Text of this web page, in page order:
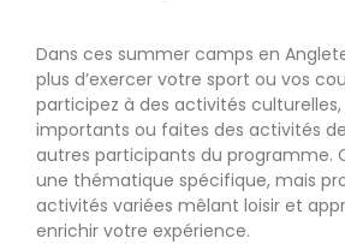
Dans ces summer camps en
plus d’exercer votre sport ou vos
participez à des activités culturelles,
importants ou faites des activités
autres participants du programme.
une thématique spécifique, mais
activités variées mêlant loisir et
enrichir votre expérience.